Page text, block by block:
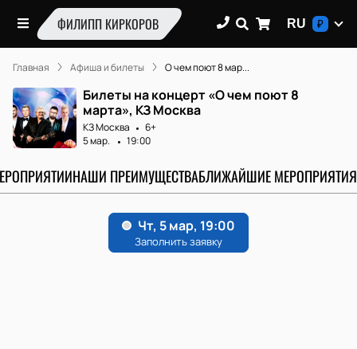
ФИЛИПП КИРКОРОВ RU ₽
Главная Афиша и билеты О чем поют 8 мар...
Билеты на концерт «О чем поют 8
марта», КЗ Москва
КЗ Москва
6+
5 мар.
19:00
НАШИ ПРЕИМУЩЕСТВАБЛИЖАЙШИЕ МЕРОПРИЯТИЯ